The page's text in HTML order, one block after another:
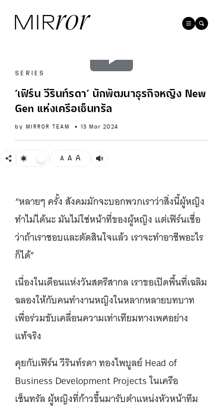
Play
Video
SERIES
‘เฟิร์น วีรินท์รดา’ นักพัฒนาธุรกิจหญิง New
Gen แห่งเครือเซ็นทรัล
by MIRROR TEAM 13 Mar 2024
A A A
“หลายๆ ครั้ง สังคมมักจะบอกพวกเราว่าสิ่งนี้ผู้หญิง
ทำไม่ได้นะ มันไม่ใช่หน้าที่ของผู้หญิง แต่เฟิร์นเชื่อ
ว่าถ้าเราชอบและตัดสินใจแล้ว เราจะทำอาชีพอะไร
ก็ได้”
เนื่องในเดือนแห่งวันสตรีสากล เราขอเปิดพื้นที่เฉลิม
ฉลองให้กับคนทำงานหญิงในหลากหลายบทบาท
เพื่อร่วมขับเคลื่อนความเท่าเทียมทางเพศอย่าง
แท้จริง
คุยกับเฟิร์น วีรินท์รดา ทองไพบูลย์ Head of
Business Development Projects ในเครือ
เซ็นทรัล ผู้หญิงที่ก้าวขึ้นมารับตำแหน่งหัวหน้าทีม